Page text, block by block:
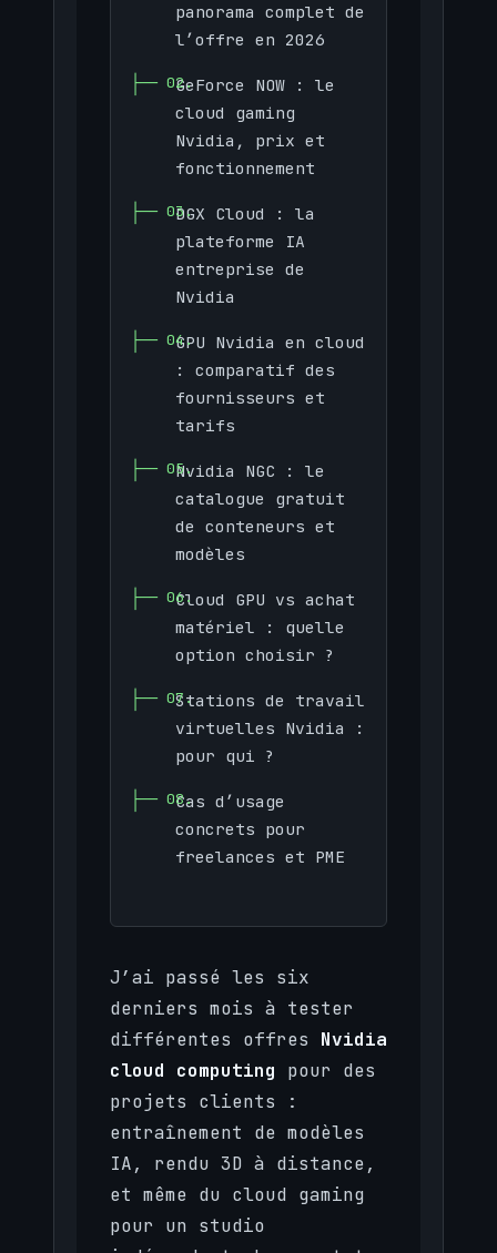
panorama complet de
l’offre en 2026
GeForce NOW : le
cloud gaming
Nvidia, prix et
fonctionnement
DGX Cloud : la
plateforme IA
entreprise de
Nvidia
GPU Nvidia en cloud
: comparatif des
fournisseurs et
tarifs
Nvidia NGC : le
catalogue gratuit
de conteneurs et
modèles
Cloud GPU vs achat
matériel : quelle
option choisir ?
Stations de travail
virtuelles Nvidia :
pour qui ?
Cas d’usage
concrets pour
freelances et PME
J’ai passé les six
derniers mois à tester
différentes offres Nvidia
cloud computing pour des
projets clients :
entraînement de modèles
IA, rendu 3D à distance,
et même du cloud gaming
pour un studio